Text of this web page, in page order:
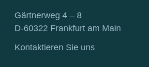
Gärtnerweg 4 – 8
D-60322 Frankfurt am Main
Kontaktieren Sie uns